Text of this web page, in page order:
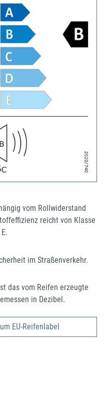
vom Rollwiderstand
reicht von Klasse
im Straßenverkehr.
das vom Reifen erzeugte
in Dezibel.
EU-Reifenlabel